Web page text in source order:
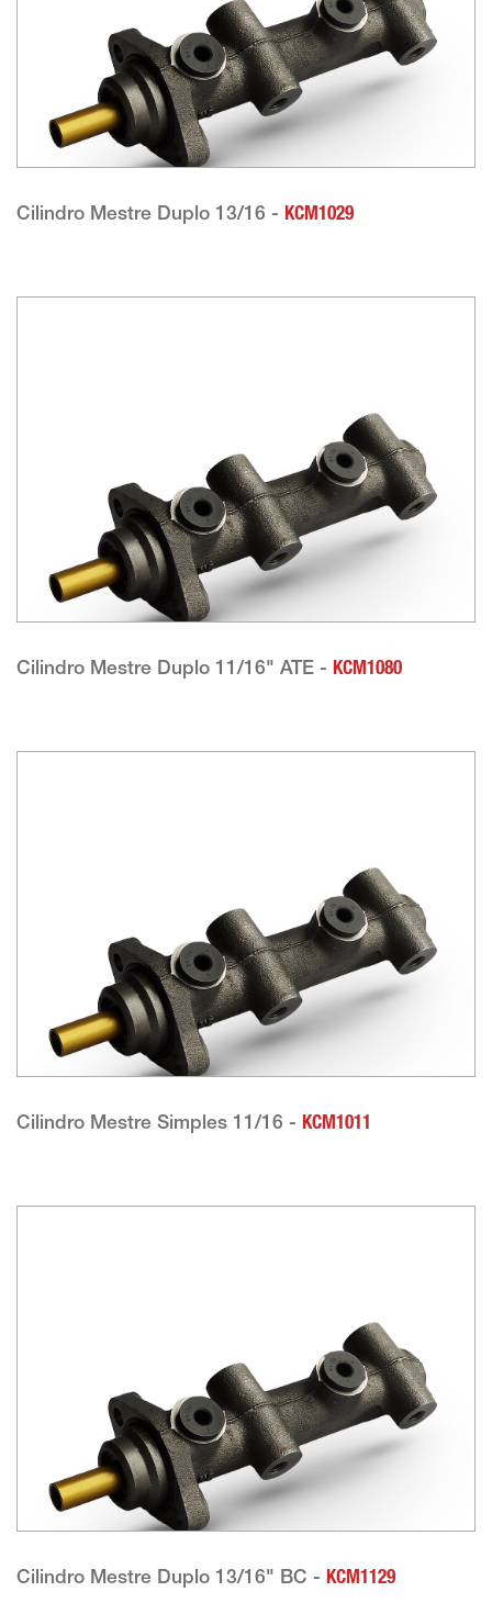
Cilindro Mestre Duplo 13/16 - KCM1029
Cilindro Mestre Duplo 11/16" ATE - KCM1080
Cilindro Mestre Simples 11/16 - KCM1011
Cilindro Mestre Duplo 13/16" BC - KCM1129